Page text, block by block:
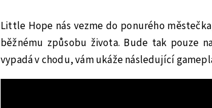
Little Hope nás vezme do ponurého
běžnému způsobu života. Bude tak pouze
vypadá v chodu, vám ukáže následující